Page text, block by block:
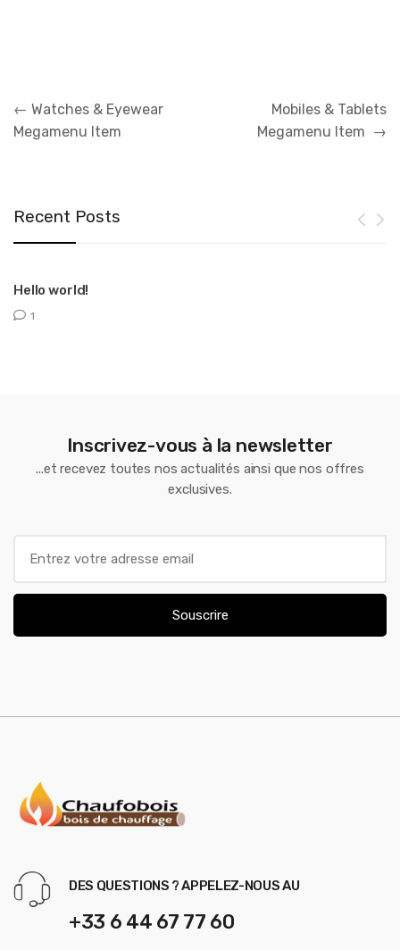
Navigation
de
l’article
← Watches & Eyewear
Megamenu Item
Mobiles & Tablets
Megamenu Item →
Recent Posts
Hello world!
1
Inscrivez-vous à la newsletter
...et recevez toutes nos actualités ainsi que nos offres
exclusives.
l
Souscrire
DES QUESTIONS ? APPELEZ-NOUS AU
+33 6 44 67 77 60